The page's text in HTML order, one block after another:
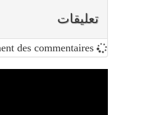
تعليقات
Chargement des commentaires...